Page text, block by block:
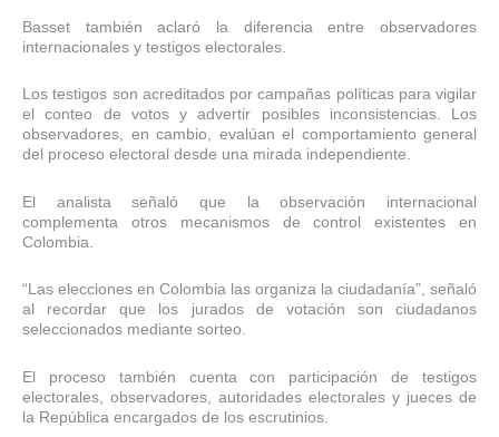
Basset también aclaró la diferencia entre observadores
internacionales y testigos electorales.
Los testigos son acreditados por campañas políticas para vigilar
el conteo de votos y advertir posibles inconsistencias. Los
observadores, en cambio, evalúan el comportamiento general
del proceso electoral desde una mirada independiente.
El analista señaló que la observación internacional
complementa otros mecanismos de control existentes en
Colombia.
“Las elecciones en Colombia las organiza la ciudadanía”, señaló
al recordar que los jurados de votación son ciudadanos
seleccionados mediante sorteo.
El proceso también cuenta con participación de testigos
electorales, observadores, autoridades electorales y jueces de
la República encargados de los escrutinios.